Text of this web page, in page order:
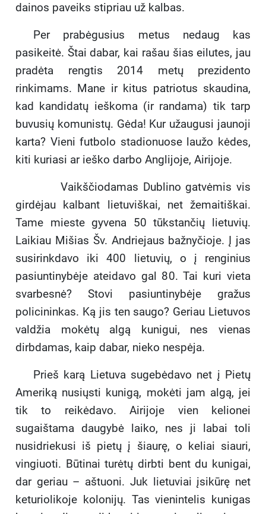
dainos paveiks stipriau už kalbas.
Per prabėgusius metus nedaug kas
pasikeitė. Štai dabar, kai rašau šias eilutes, jau
pradėta rengtis 2014 metų prezidento
rinkimams. Mane ir kitus patriotus skaudina,
kad kandidatų ieškoma (ir randama) tik tarp
buvusių komunistų. Gėda! Kur užaugusi jaunoji
karta? Vieni futbolo stadionuose laužo kėdes,
kiti kuriasi ar ieško darbo Anglijoje, Airijoje.
Vaikščiodamas Dublino gatvėmis vis
girdėjau kalbant lietuviškai, net žemaitiškai.
Tame mieste gyvena 50 tūkstančių lietuvių.
Laikiau Mišias Šv. Andriejaus bažnyčioje. Į jas
susirinkdavo iki 400 lietuvių, o į renginius
pasiuntinybėje ateidavo gal 80. Tai kuri vieta
svarbesnė? Stovi pasiuntinybėje gražus
policininkas. Ką jis ten saugo? Geriau Lietuvos
valdžia mokėtų algą kunigui, nes vienas
dirbdamas, kaip dabar, nieko nespėja.
Prieš karą Lietuva sugebėdavo net į Pietų
Ameriką nusiųsti kunigą, mokėti jam algą, jei
tik to reikėdavo. Airijoje vien kelionei
sugaištama daugybė laiko, nes ji labai toli
nusidriekusi iš pietų į šiaurę, o keliai siauri,
vingiuoti. Būtinai turėtų dirbti bent du kunigai,
dar geriau – aštuoni. Juk lietuviai įsikūrę net
keturiolikoje kolonijų. Tas vienintelis kunigas